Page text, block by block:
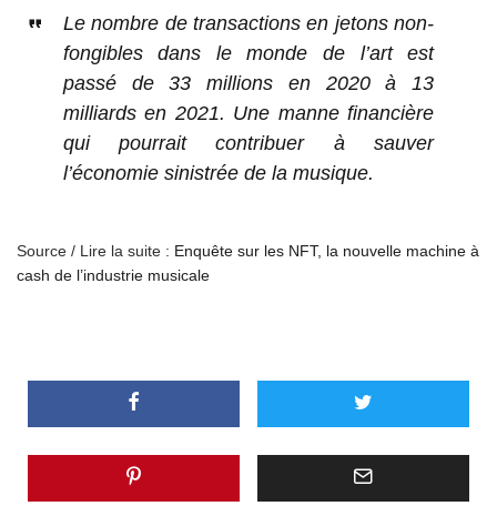
Le nombre de transactions en jetons non-
fongibles dans le monde de l’art est
passé de 33 millions en 2020 à 13
milliards en 2021. Une manne financière
qui pourrait contribuer à sauver
l’économie sinistrée de la musique.
Source / Lire la suite : Enquête sur les NFT, la nouvelle machine à
cash de l’industrie musicale